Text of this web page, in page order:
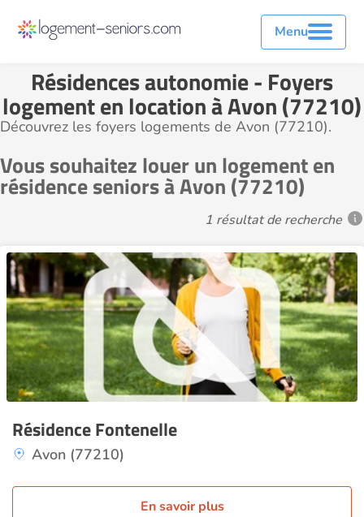
Menu
Résidences autonomie - Foyers
logement en location à Avon (77210)
Découvrez les foyers logements de Avon (77210).
Vous souhaitez louer un logement en
résidence seniors à Avon (77210)
1 résultat de recherche
Résidence Fontenelle
Avon (77210)
En savoir plus